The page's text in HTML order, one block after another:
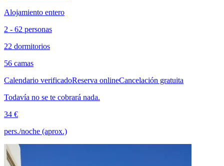
Alojamiento entero
2 - 62 personas
22 dormitorios
56 camas
Calendario verificadoReserva onlineCancelación gratuita
Todavía no se te cobrará nada.
34 €
pers./noche (aprox.)